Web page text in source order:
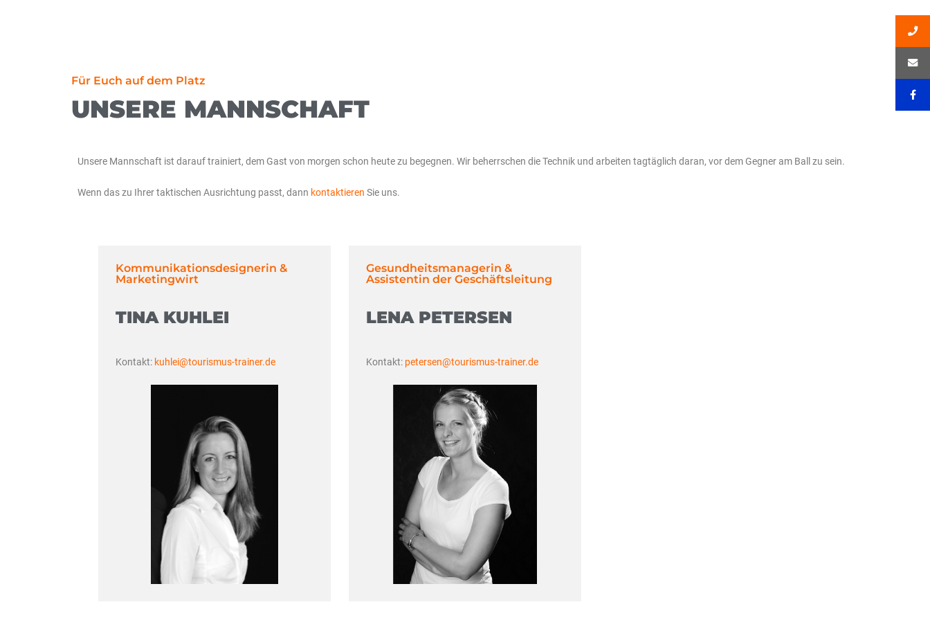
Für Euch auf dem Platz
UNSERE MANNSCHAFT
Unsere Mannschaft ist darauf trainiert, dem Gast von morgen schon heute zu begegnen. Wir beherrschen die Technik und arbeiten tagtäglich daran, vor dem Gegner am Ball zu sein.
Wenn das zu Ihrer taktischen Ausrichtung passt, dann kontaktieren Sie uns.
Kommunikationsdesignerin &
Marketingwirt
TINA KUHLEI
Kontakt: kuhlei@tourismus-trainer.de
Gesundheitsmanagerin &
Assistentin der Geschäftsleitung
LENA PETERSEN
Kontakt: petersen@tourismus-trainer.de